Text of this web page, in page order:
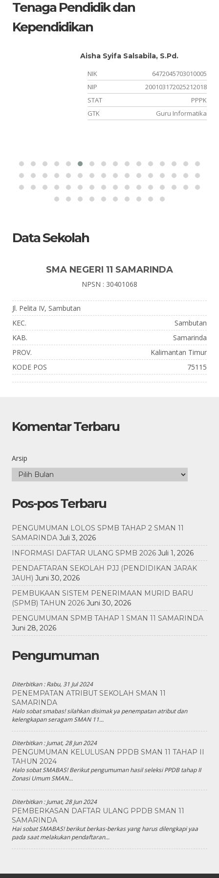
Tenaga Pendidik dan
Kependidikan
Aisha Syifa Salsabila, S.Pd.
NIK
6472045703010005
NIP
200103172025212018
STAT
PPPK
GTK
Guru Informatika
Data Sekolah
SMA NEGERI 11 SAMARINDA
NPSN : 30401068
Jl. Pelita IV, Sambutan
KEC.
Sambutan
KAB.
Samarinda
PROV.
Kalimantan Timur
KODE POS
75115
Komentar Terbaru
Arsip
Pos-pos Terbaru
PENGUMUMAN LOLOS SPMB TAHAP 2 SMAN 11
SAMARINDA Juli 3, 2026
INFORMASI DAFTAR ULANG SPMB 2026 Juli 1, 2026
PENDAFTARAN SEKOLAH PJJ (PENDIDIKAN JARAK
JAUH) Juni 30, 2026
PEMBUKAAN SISTEM PENERIMAAN MURID BARU
(SPMB) TAHUN 2026 Juni 30, 2026
PENGUMUMAN SPMB TAHAP 1 SMAN 11 SAMARINDA
Juni 28, 2026
Pengumuman
Diterbitkan :Rabu, 31 Jul 2024
PENEMPATAN ATRIBUT SEKOLAH SMAN 11
SAMARINDA
Halo sobat smabas! silahkan disimak ya penempatan atribut dan
kelengkapan seragam SMAN 11...
Diterbitkan :Jumat, 28 Jun 2024
PENGUMUMAN KELULUSAN PPDB SMAN 11 TAHAP II
TAHUN 2024
Halo sobat SMABAS! Berikut pengumuman hasil seleksi PPDB tahap II
Zonasi Umum SMAN...
Diterbitkan :Jumat, 28 Jun 2024
PEMBERKASAN DAFTAR ULANG PPDB SMAN 11
SAMARINDA
Hai sobat SMABAS! berikut berkas-berkas yang harus dilengkapi yaa
pada saat melakukan pendaftaran...